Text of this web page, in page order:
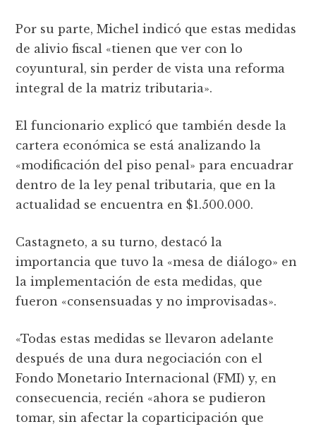
Por su parte, Michel indicó que estas medidas
de alivio fiscal «tienen que ver con lo
coyuntural, sin perder de vista una reforma
integral de la matriz tributaria».
El funcionario explicó que también desde la
cartera económica se está analizando la
«modificación del piso penal» para encuadrar
dentro de la ley penal tributaria, que en la
actualidad se encuentra en $1.500.000.
Castagneto, a su turno, destacó la
importancia que tuvo la «mesa de diálogo» en
la implementación de esta medidas, que
fueron «consensuadas y no improvisadas».
«Todas estas medidas se llevaron adelante
después de una dura negociación con el
Fondo Monetario Internacional (FMI) y, en
consecuencia, recién «ahora se pudieron
tomar, sin afectar la coparticipación que